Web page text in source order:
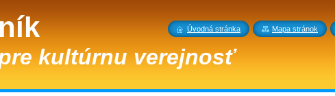
kultúrnu verejnosť
Úvodná stránka Mapa stránok